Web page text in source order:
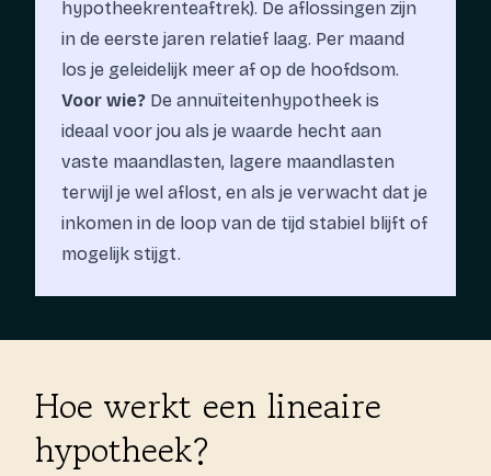
hypotheekrenteaftrek). De aflossingen zijn
in de eerste jaren relatief laag. Per maand
los je geleidelijk meer af op de hoofdsom.
Voor wie? De annuïteitenhypotheek is
ideaal voor jou als je waarde hecht aan
vaste maandlasten, lagere maandlasten
terwijl je wel aflost, en als je verwacht dat je
inkomen in de loop van de tijd stabiel blijft of
mogelijk stijgt.
Hoe werkt een lineaire
hypotheek?